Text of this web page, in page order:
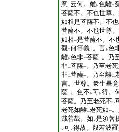
意一云何。離レ色離二
菩薩不。不也世尊
如相是菩薩不。不
菩薩不。不也世尊
如相一是菩薩不。不
觀二何等義一。言下色
離レ色非二菩薩一。乃
非二菩薩一。乃至老
非二菩薩一。乃至離二
言。世尊。衆生畢
薩一。色不 レ可レ得。
菩薩。乃至老死不 レ
老死如離二老死如一
哉善哉。如 レ是須菩
レ可レ得故。般若波